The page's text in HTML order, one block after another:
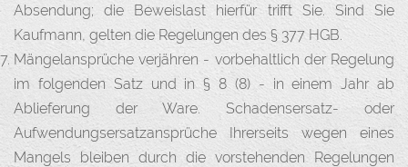
Absendung; die Beweislast hierfür trifft Sie. Sind Sie
Kaufmann, gelten die Regelungen des § 377 HGB.
Mängelansprüche verjähren - vorbehaltlich der Regelung
im folgenden Satz und in § 8 (8) - in einem Jahr ab
Ablieferung der Ware. Schadensersatz- oder
Aufwendungsersatzansprüche Ihrerseits wegen eines
Mangels bleiben durch die vorstehenden Regelungen